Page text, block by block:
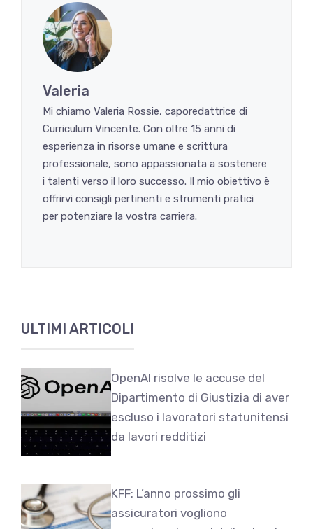
Valeria
Mi chiamo Valeria Rossie, caporedattrice di
Curriculum Vincente. Con oltre 15 anni di
esperienza in risorse umane e scrittura
professionale, sono appassionata a sostenere
i talenti verso il loro successo. Il mio obiettivo è
offrirvi consigli pertinenti e strumenti pratici
per potenziare la vostra carriera.
ULTIMI ARTICOLI
OpenAI risolve le accuse del
Dipartimento di Giustizia di aver
escluso i lavoratori statunitensi
da lavori redditizi
KFF: L’anno prossimo gli
assicuratori vogliono